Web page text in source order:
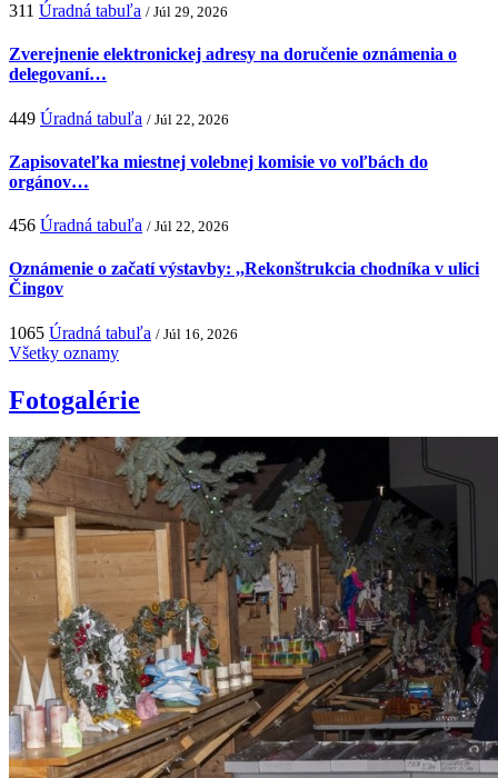
311 Úradná tabuľa / Júl 29, 2026
Zverejnenie elektronickej adresy na doručenie oznámenia o
delegovaní…
449 Úradná tabuľa / Júl 22, 2026
Zapisovateľka miestnej volebnej komisie vo voľbách do
orgánov…
456 Úradná tabuľa / Júl 22, 2026
Oznámenie o začatí výstavby: ,,Rekonštrukcia chodníka v ulici
Čingov
1065 Úradná tabuľa / Júl 16, 2026
Všetky oznamy
Fotogalérie